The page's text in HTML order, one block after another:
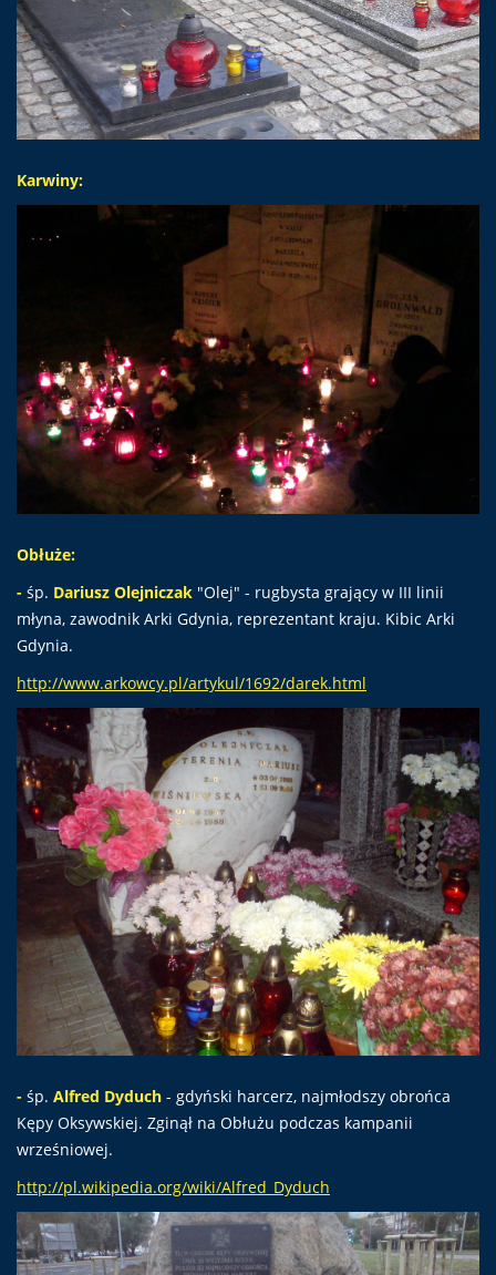
Karwiny:
Obłuże:
- śp. Dariusz Olejniczak "Olej" - rugbysta grający w III linii
młyna, zawodnik Arki Gdynia, reprezentant kraju. Kibic Arki
Gdynia.
http://www.arkowcy.pl/artykul/1692/darek.html
- śp. Alfred Dyduch - gdyński harcerz, najmłodszy obrońca
Kępy Oksywskiej. Zginął na Obłużu podczas kampanii
wrześniowej.
http://pl.wikipedia.org/wiki/Alfred_Dyduch